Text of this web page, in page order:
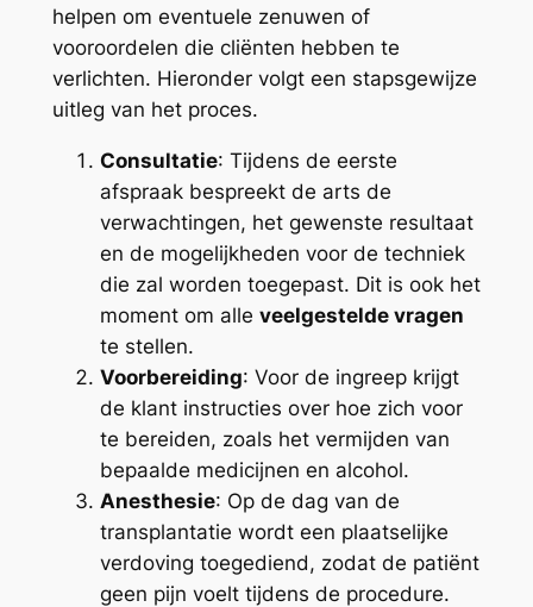
helpen om eventuele zenuwen of
vooroordelen die cliënten hebben te
verlichten. Hieronder volgt een stapsgewijze
uitleg van het proces.
Consultatie: Tijdens de eerste
afspraak bespreekt de arts de
verwachtingen, het gewenste resultaat
en de mogelijkheden voor de techniek
die zal worden toegepast. Dit is ook het
moment om alle veelgestelde vragen
te stellen.
Voorbereiding: Voor de ingreep krijgt
de klant instructies over hoe zich voor
te bereiden, zoals het vermijden van
bepaalde medicijnen en alcohol.
Anesthesie: Op de dag van de
transplantatie wordt een plaatselijke
verdoving toegediend, zodat de patiënt
geen pijn voelt tijdens de procedure.